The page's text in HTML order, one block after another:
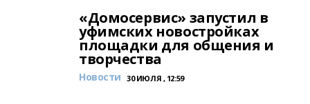
«Домосервис» запустил в
уфимских новостройках
площадки для общения и
творчества
Новости 30 ИЮЛЯ , 12:59